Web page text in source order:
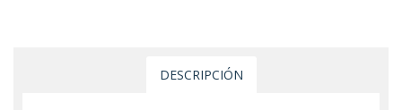
DESCRIPCIÓN